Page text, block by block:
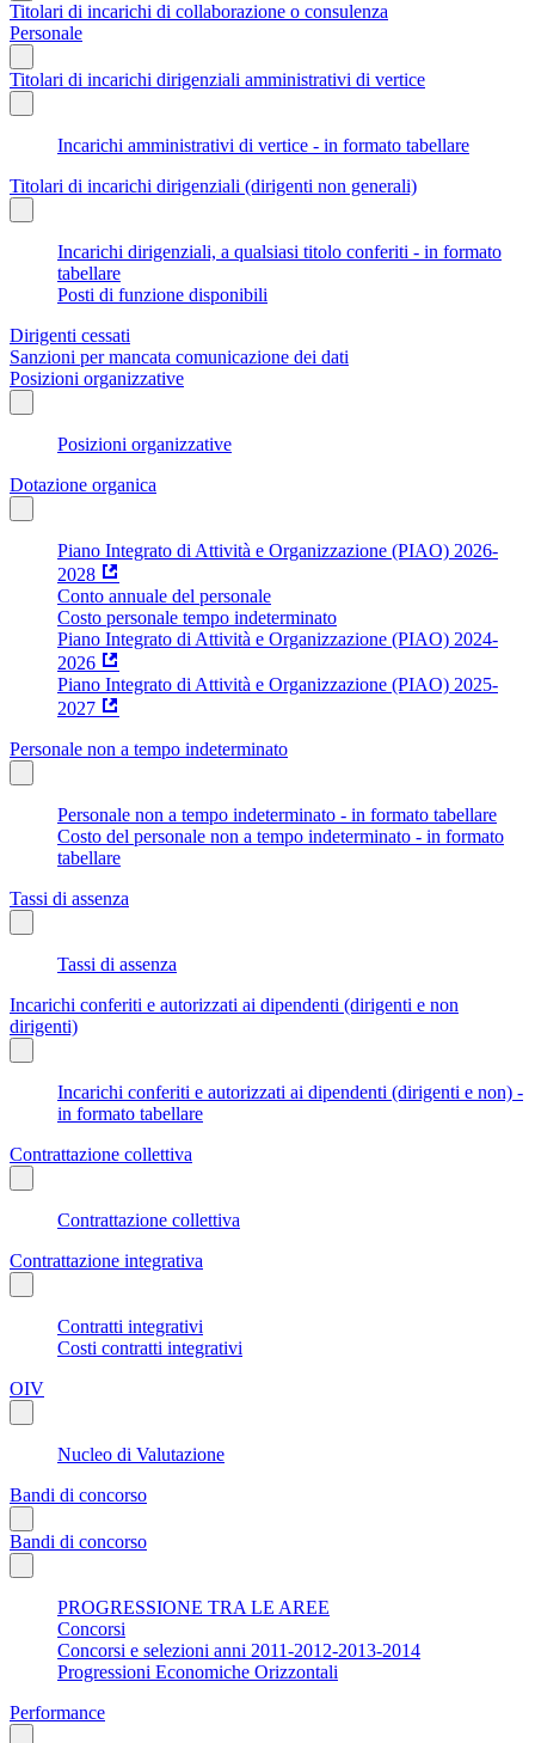
Titolari di incarichi di collaborazione o consulenza
Personale
Titolari di incarichi dirigenziali amministrativi di vertice
Incarichi amministrativi di vertice - in formato tabellare
Titolari di incarichi dirigenziali (dirigenti non generali)
Incarichi dirigenziali, a qualsiasi titolo conferiti - in formato
tabellare
Posti di funzione disponibili
Dirigenti cessati
Sanzioni per mancata comunicazione dei dati
Posizioni organizzative
Posizioni organizzative
Dotazione organica
Piano Integrato di Attività e Organizzazione (PIAO) 2026-
2028
Conto annuale del personale
Costo personale tempo indeterminato
Piano Integrato di Attività e Organizzazione (PIAO) 2024-
2026
Piano Integrato di Attività e Organizzazione (PIAO) 2025-
2027
Personale non a tempo indeterminato
Personale non a tempo indeterminato - in formato tabellare
Costo del personale non a tempo indeterminato - in formato
tabellare
Tassi di assenza
Tassi di assenza
Incarichi conferiti e autorizzati ai dipendenti (dirigenti e non
dirigenti)
Incarichi conferiti e autorizzati ai dipendenti (dirigenti e non) -
in formato tabellare
Contrattazione collettiva
Contrattazione collettiva
Contrattazione integrativa
Contratti integrativi
Costi contratti integrativi
OIV
Nucleo di Valutazione
Bandi di concorso
Bandi di concorso
PROGRESSIONE TRA LE AREE
Concorsi
Concorsi e selezioni anni 2011-2012-2013-2014
Progressioni Economiche Orizzontali
Performance